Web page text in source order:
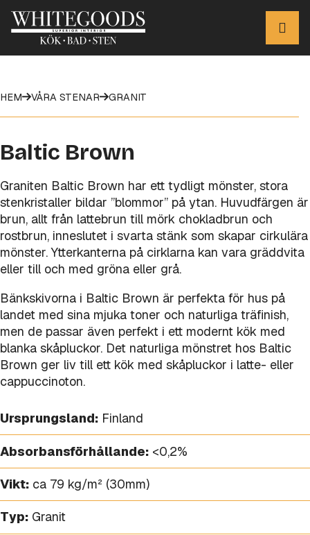
HEM VÅRA STENAR GRANIT
Baltic Brown
Graniten Baltic Brown har ett tydligt mönster, stora
stenkristaller bildar ”blommor” på ytan. Huvudfärgen är
brun, allt från lattebrun till mörk chokladbrun och
rostbrun, inneslutet i svarta stänk som skapar cirkulära
mönster. Ytterkanterna på cirklarna kan vara gräddvita
eller till och med gröna eller grå.
Bänkskivorna i Baltic Brown är perfekta för hus på
landet med sina mjuka toner och naturliga träfinish,
men de passar även perfekt i ett modernt kök med
blanka skåpluckor. Det naturliga mönstret hos Baltic
Brown ger liv till ett kök med skåpluckor i latte- eller
cappuccinoton.
Ursprungsland: Finland
Absorbansförhållande: <0,2%
Vikt: ca 79 kg/m² (30mm)
Typ: Granit